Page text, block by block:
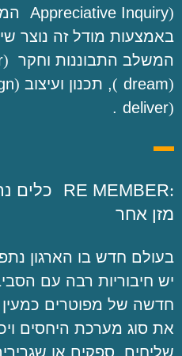
Appreciative Inquiry)
באמצעות מודל זה נוצר
המשלב התבוננות וחקר )
( dream) , תכנון ועיצוב )
deliver)
.
RE MEMBER:
כלים
מזן אחר
בעולם חדש בו הארגון
יש חיבוריות רבה עם
חדשה של מפוטרים כמעין
את סוג מערכת היחסים
שליחים, ספקים או